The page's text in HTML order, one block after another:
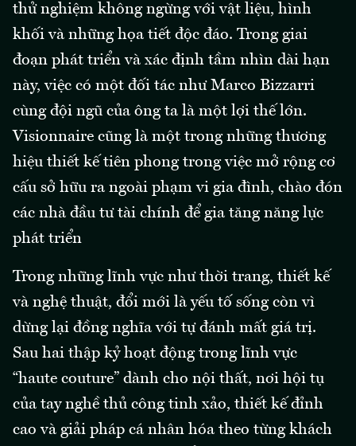
thử nghiệm không ngừng với vật liệu, hình
khối và những họa tiết độc đáo. Trong giai
đoạn phát triển và xác định tầm nhìn dài hạn
này, việc có một đối tác như Marco Bizzarri
cùng đội ngũ của ông ta là một lợi thế lớn.
Visionnaire cũng là một trong những thương
hiệu thiết kế tiên phong trong việc mở rộng cơ
cấu sở hữu ra ngoài phạm vi gia đình, chào đón
các nhà đầu tư tài chính để gia tăng năng lực
phát triển
Trong những lĩnh vực như thời trang, thiết kế
và nghệ thuật, đổi mới là yếu tố sống còn vì
dừng lại đồng nghĩa với tự đánh mất giá trị.
Sau hai thập kỷ hoạt động trong lĩnh vực
“haute couture” dành cho nội thất, nơi hội tụ
của tay nghề thủ công tinh xảo, thiết kế đỉnh
cao và giải pháp cá nhân hóa theo từng khách